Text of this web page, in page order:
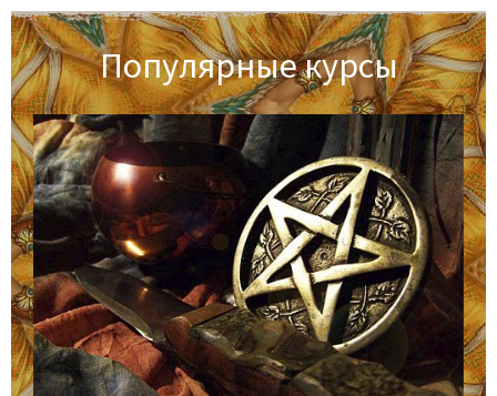
Популярные курсы